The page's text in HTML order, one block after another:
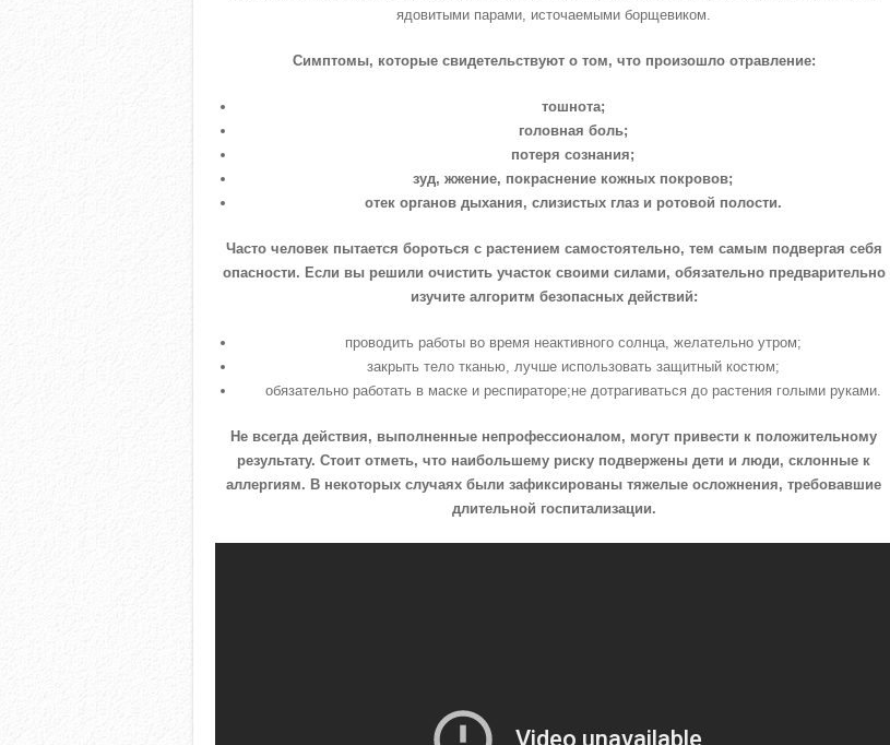
ядовитыми парами, источаемыми борщевиком.
Симптомы, которые свидетельствуют о том, что произошло отравление:
тошнота;
головная боль;
потеря сознания;
зуд, жжение, покраснение кожных покровов;
отек органов дыхания, слизистых глаз и ротовой полости.
Часто человек пытается бороться с растением самостоятельно, тем самым подвергая себя
опасности. Если вы решили очистить участок своими силами, обязательно предварительно
изучите алгоритм безопасных действий:
проводить работы во время неактивного солнца, желательно утром;
закрыть тело тканью, лучше использовать защитный костюм;
обязательно работать в маске и респираторе;не дотрагиваться до растения голыми руками.
Не всегда действия, выполненные непрофессионалом, могут привести к положительному
результату. Стоит отметь, что наибольшему риску подвержены дети и люди, склонные к
аллергиям. В некоторых случаях были зафиксированы тяжелые осложнения, требовавшие
длительной госпитализации.